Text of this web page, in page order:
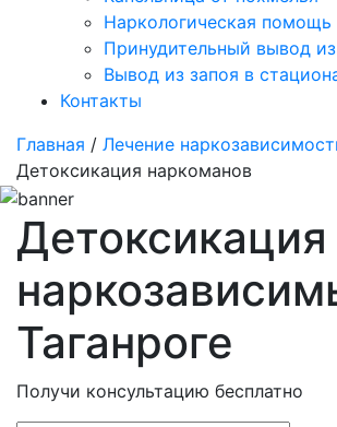
Наркологическая помощь
Принудительный вывод
Вывод из запоя в
Контакты
Главная / Лечение
Детоксикация наркоманов
Детоксикация
Таганроге
Получи консультацию бесплатно